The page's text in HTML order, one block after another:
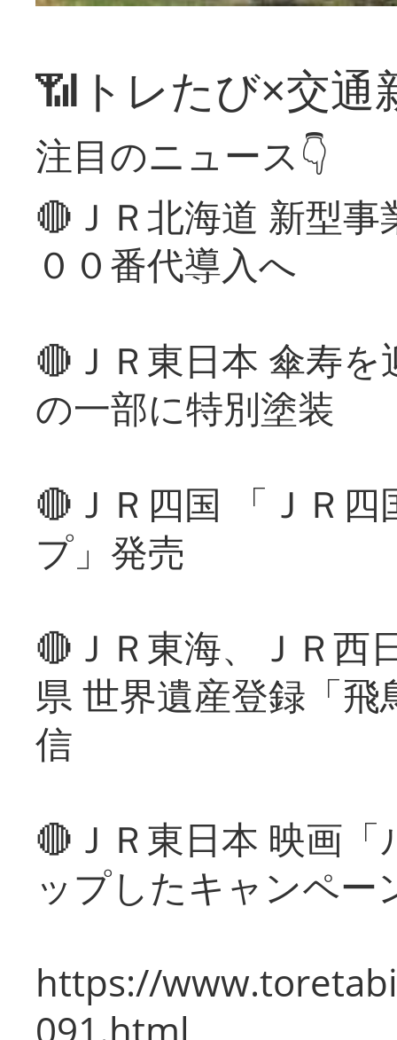
📶トレたび×交通
注目のニュース👇
🔴ＪＲ北海道 新型
００番代導入へ
🔴ＪＲ東日本 傘寿
の一部に特別塗装
🔴ＪＲ四国 「ＪＲ
プ」発売
🔴ＪＲ東海、ＪＲ西
県 世界遺産登録「
信
🔴ＪＲ東日本 映画
ップしたキャンペー
https://